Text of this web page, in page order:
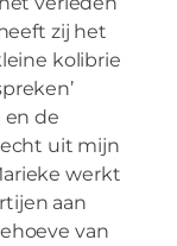
zij het
kolibrie
en de
uit mijn
werkt
aan
van